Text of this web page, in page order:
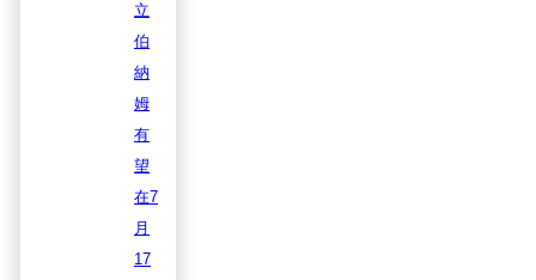
立
伯
納
姆
有
望
在7
月
17